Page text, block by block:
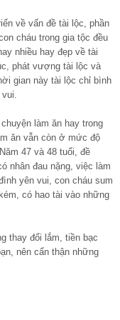
về vấn đề tài lộc, phần
cháu trong gia tộc đều
nhiều hay đẹp về tài
phát vượng tài lộc và
gian này tài lộc chỉ bình
làm ăn hay trong
ăn vẫn còn ở mức độ
47 và 48 tuổi, đề
nhân đau nặng, việc làm
yên vui, con cháu sum
có hao tài vào những
thay đổi lắm, tiền bạc
nên cẩn thận những